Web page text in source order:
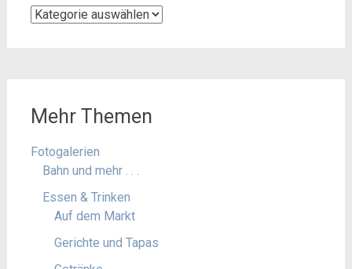
Kategorien
Mehr Themen
Fotogalerien
Bahn und mehr . . .
Essen & Trinken
Auf dem Markt
Gerichte und Tapas